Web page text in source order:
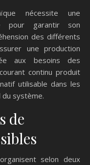
nécessite une
pour garantir son
des différents
une production
aux besoins des
continu produit
utilisable dans les
système.
de
selon deux